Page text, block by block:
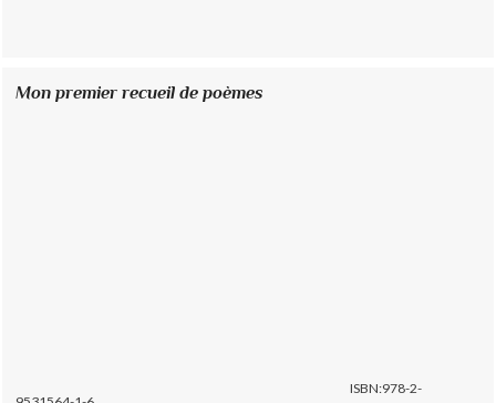
Mon premier recueil de poèmes
ISBN:978-2-